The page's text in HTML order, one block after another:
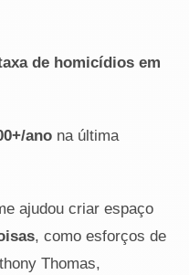
de homicídios em
ano na última
ajudou criar espaço
, como esforços de
Thomas,